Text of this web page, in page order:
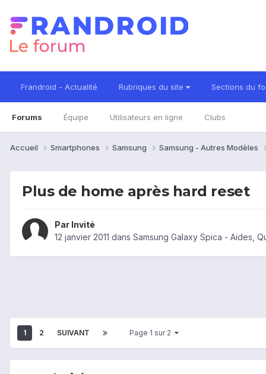
Frandroid - Actualité Rubriques du site Sections du
Forums Équipe Utilisateurs en ligne Clubs
Accueil Smartphones Samsung Samsung - Autres Modèles
Plus de home après hard reset
Par Invité
12 janvier 2011 dans Samsung Galaxy Spica - Aides,
1 2 SUIVANT Page 1 sur 2